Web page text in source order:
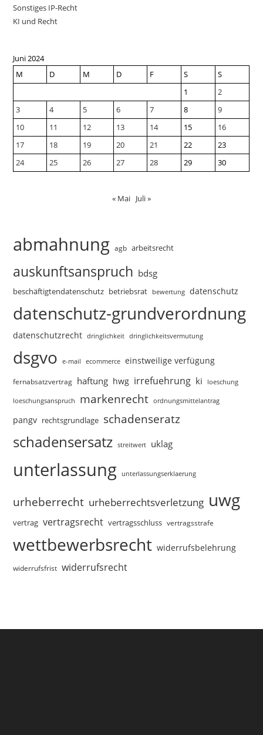
Sonstiges IP-Recht
KI und Recht
Juni 2024
M
D M D F S
S
1
2
3
4 5 6 7 8
9
10
11 12 13 14 15
16
17
18 19 20 21 22
23
24
25 26 27 28 29 30
« Mai Juli »
abmahnung agb arbeitsrecht
auskunftsanspruch bdsg
beschäftigtendatenschutz betriebsrat bewertung datenschutz
datenschutz-grundverordnung
datenschutzrecht dringlichkeit dringlichkeitsvermutung
dsgvo e-mail ecommerce einstweilige verfügung
fernabsatzvertrag haftung hwg irrefuehrung ki loeschung
loeschungsanspruch markenrecht ordnungsmittelantrag
pangv rechtsgrundlage schadenseratz
schadensersatz streitwert uklag
unterlassung unterlassungserklaerung
urheberrecht urheberrechtsverletzung uwg
vertrag vertragsrecht vertragsschluss vertragsstrafe
wettbewerbsrecht widerrufsbelehrung
widerrufsfrist widerrufsrecht